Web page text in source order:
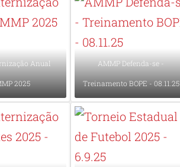
Anual
2025
AMMP Defenda-se -
Treinamento BOPE - 08.11.25